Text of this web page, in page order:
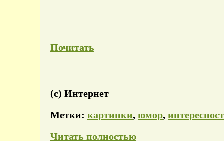
Почитать
(с) Интернет
Метки: картинки, юмор,
Читать полностью